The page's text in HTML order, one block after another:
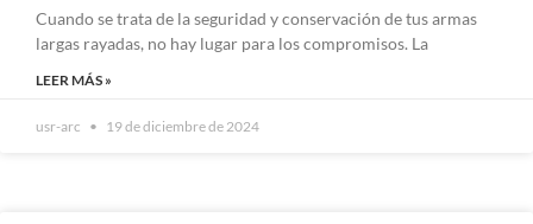
Cuando se trata de la seguridad y conservación de tus armas
largas rayadas, no hay lugar para los compromisos. La
LEER MÁS »
usr-arc 19 de diciembre de 2024